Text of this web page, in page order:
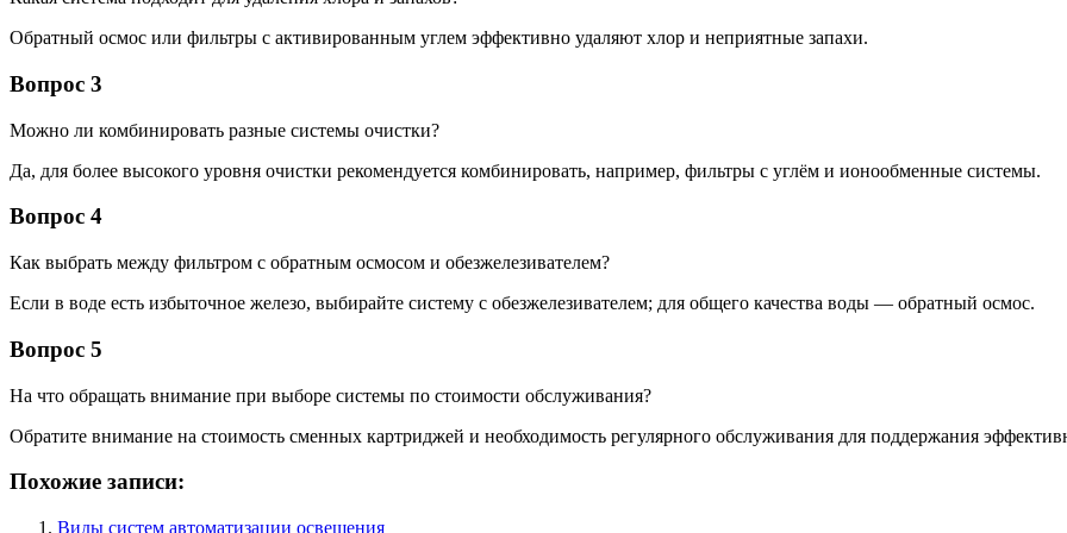
Обратный осмос или фильтры с активированным углем эффективно удаляют хлор и неприятные запахи.
Вопрос 3
Можно ли комбинировать разные системы очистки?
Да, для более высокого уровня очистки рекомендуется комбинировать, например, фильтры с углём и ионообменные системы.
Вопрос 4
Как выбрать между фильтром с обратным осмосом и обезжелезивателем?
Если в воде есть избыточное железо, выбирайте систему с обезжелезивателем; для общего качества воды — обратный осмос.
Вопрос 5
На что обращать внимание при выборе системы по стоимости обслуживания?
Обратите внимание на стоимость сменных картриджей и необходимость регулярного обслуживания для поддержания
Похожие записи:
Виды систем автоматизации освещения